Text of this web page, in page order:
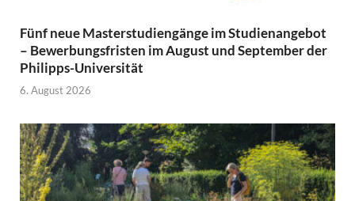
Fünf neue Masterstudiengänge im Studienangebot
– Bewerbungsfristen im August und September der
Philipps-Universität
6. August 2026